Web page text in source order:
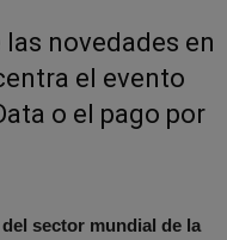
novedades en
el evento
o el pago por
sector mundial de la